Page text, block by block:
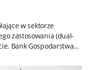
w sektorze
zastosowania (dual-
Bank Gospodarstwa